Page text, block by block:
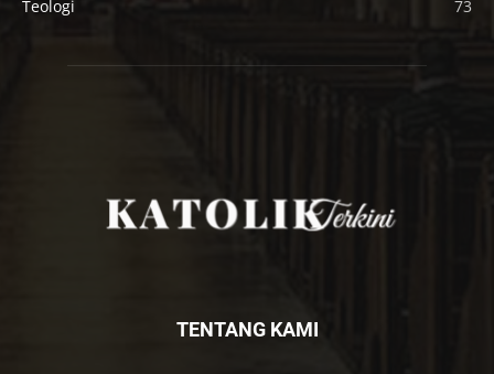
Teologi
73
TENTANG KAMI